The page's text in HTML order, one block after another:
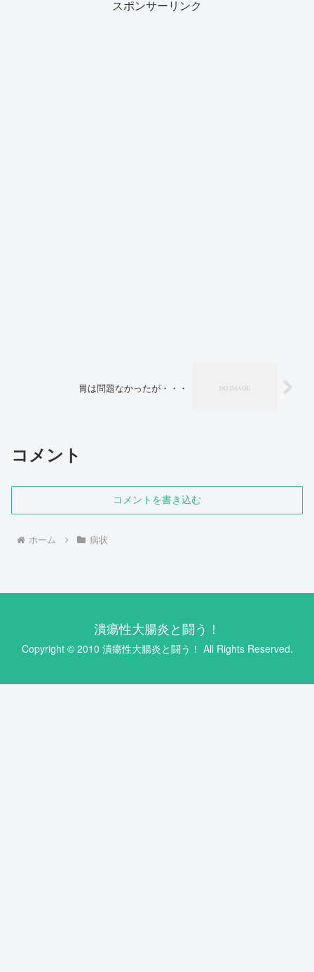
スポンサーリンク
胃は問題なかったが・・・
コメント
コメントを書き込む
ホーム 病状
潰瘍性大腸炎と闘う！
Copyright © 2010 潰瘍性大腸炎と闘う！ All Rights Reserved.